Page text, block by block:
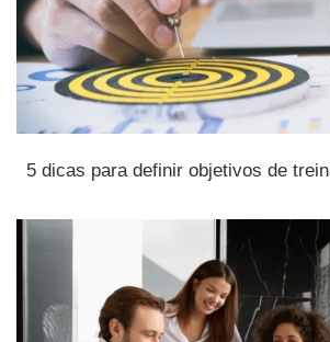
5 dicas para definir objetivos de